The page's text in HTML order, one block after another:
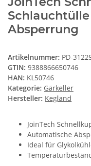
Absperrung
Artikelnummer: PD-
GTIN: 9388866650746
HAN: KL50746
Kategorie: Gärkeller
Hersteller: Kegland
JoinTech
Automatische
Ideal für